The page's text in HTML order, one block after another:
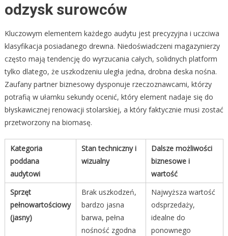
odzysk surowców
Kluczowym elementem każdego audytu jest precyzyjna i uczciwa
klasyfikacja posiadanego drewna. Niedoświadczeni magazynierzy
często mają tendencję do wyrzucania całych, solidnych platform
tylko dlatego, że uszkodzeniu uległa jedna, drobna deska nośna.
Zaufany partner biznesowy dysponuje rzeczoznawcami, którzy
potrafią w ułamku sekundy ocenić, który element nadaje się do
błyskawicznej renowacji stolarskiej, a który faktycznie musi zostać
przetworzony na biomasę.
Kategoria
poddana
audytowi
Stan techniczny i
wizualny
Dalsze możliwości
biznesowe i
wartość
Sprzęt
pełnowartościowy
(jasny)
Brak uszkodzeń,
bardzo jasna
barwa, pełna
nośność zgodna
Najwyższa wartość
odsprzedaży,
idealne do
ponownego